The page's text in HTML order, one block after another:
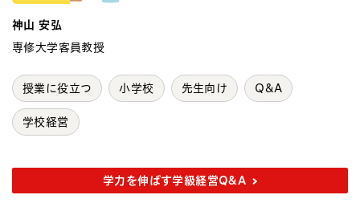
神山 安弘
専修大学客員教授
授業に役立つ 小学校 先生向け Q&A
学校経営
学力を伸ばす学級経営Q&A